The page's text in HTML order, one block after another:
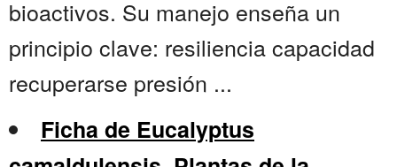
bioactivos. Su manejo enseña un
principio clave: resiliencia capacidad
recuperarse presión ...
Ficha de Eucalyptus